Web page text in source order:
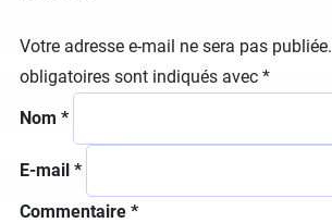
Votre adresse e-mail ne sera pas publiée.
obligatoires sont indiqués avec *
Commentaire *
Nom *
E-mail *